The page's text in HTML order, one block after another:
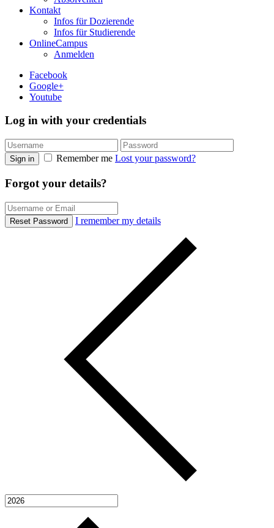
Kontakt
Infos für Dozierende
Infos für Studierende
OnlineCampus
Anmelden
Facebook
Google+
Youtube
Log in with your credentials
Sign in Remember me Lost your password?
Forgot your details?
Reset Password I remember my details